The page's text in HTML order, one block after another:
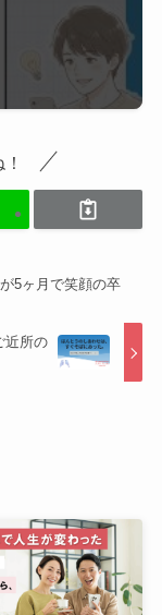
5ヶ月で笑顔の卒
近所の